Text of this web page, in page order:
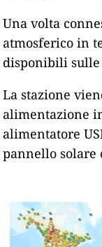
Una volta
atmosferico in
disponibili sulle
La stazione
alimentazione
alimentatore
pannello solare